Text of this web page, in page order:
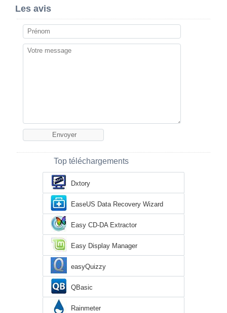
Les avis
Top téléchargements
Dxtory
EaseUS Data Recovery Wizard
Easy CD-DA Extractor
Easy Display Manager
easyQuizzy
QBasic
Rainmeter